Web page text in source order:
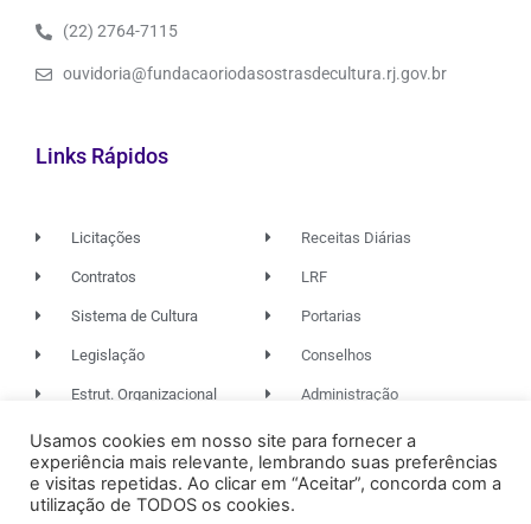
(22) 2764-7115
ouvidoria@fundacaoriodasostrasdecultura.rj.gov.br
Links Rápidos
Licitações
Contratos
Sistema de Cultura
Legislação
Estrut. Organizacional
Receitas Diárias
LRF
Portarias
Conselhos
Administração
© 2026. TODOS OS DIREITOS RESERVADOS.
Usamos cookies em nosso site para fornecer a
experiência mais relevante, lembrando suas preferências
e visitas repetidas. Ao clicar em “Aceitar”, concorda com a
utilização de TODOS os cookies.